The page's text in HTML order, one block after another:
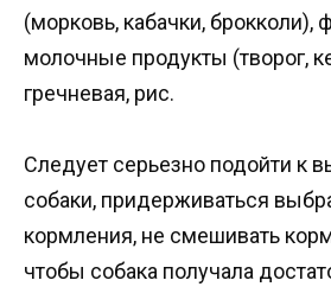
(морковь, кабачки, брокколи),
молочные продукты (творог,
гречневая, рис.
Следует серьезно подойти к
собаки, придерживаться
кормления, не смешивать
чтобы собака получала